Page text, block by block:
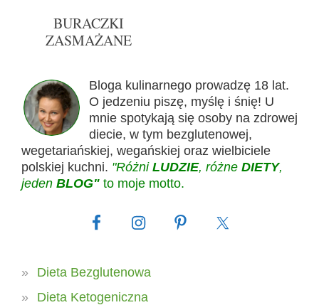
BURACZKI
ZASMAŻANE
Bloga kulinarnego prowadzę 18 lat.
O jedzeniu piszę, myślę i śnię! U
mnie spotykają się osoby na zdrowej
diecie, w tym bezglutenowej,
wegetariańskiej, wegańskiej oraz wielbiciele
polskiej kuchni. "Różni LUDZIE, różne DIETY,
jeden BLOG" to moje motto.
Dieta Bezglutenowa
Dieta Ketogeniczna